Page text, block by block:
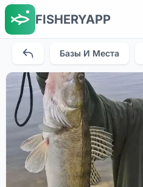
FISHERYAPP
Базы И Места